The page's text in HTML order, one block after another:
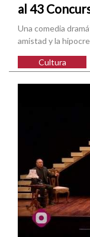
al 43
Una comedia
amistad y la
Cultura